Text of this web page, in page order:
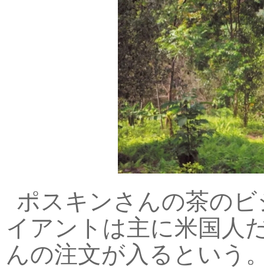
ポスキンさんの茶の
イアントは主に米国人
んの注文が入るという